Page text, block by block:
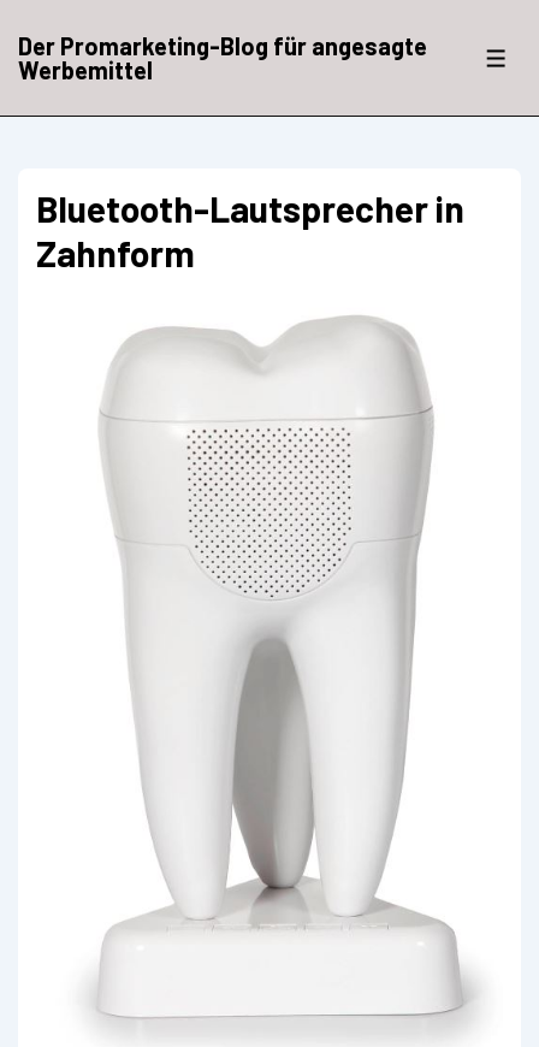
Zum
InhaltDer Promarketing-Blog für angesagte
Werbemittel
Bluetooth-Lautsprecher in
Zahnform